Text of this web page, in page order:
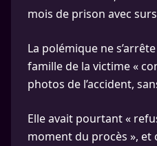
mois de prison avec
La polémique ne
famille de la victime «
photos de l’accident,
Elle avait pourtant «
moment du procès », et